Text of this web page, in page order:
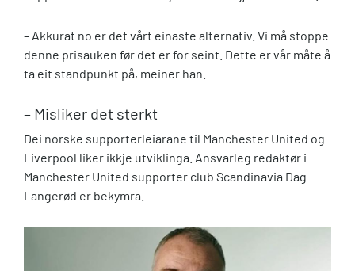
– Akkurat no er det vårt einaste alternativ. Vi må stoppe
denne prisauken før det er for seint. Dette er vår måte å
ta eit standpunkt på, meiner han.
– Misliker det sterkt
Dei norske supporterleiarane til Manchester United og
Liverpool liker ikkje utviklinga. Ansvarleg redaktør i
Manchester United supporter club Scandinavia Dag
Langerød er bekymra.